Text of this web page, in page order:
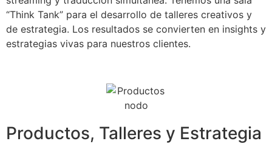
“Think Tank” para el desarrollo de talleres creativos y
de estrategia. Los resultados se convierten en insights y
estrategias vivas para nuestros clientes.
Productos, Talleres y Estrategia